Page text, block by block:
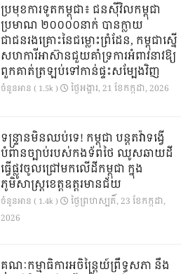
ប្រមុខការទូតកម្ពុជា៖ ជនស៊ីវិលកម្ពុជា
ប្រមាណ ២០០០០នាក់ បានក្លាយ
ជាជនរងគ្រោះនៃជម្លោះព្រំដែន, កម្ពុជាស្នើ
សហការីអាស៊ានជួយគាំទ្រការអំពាវនាវឱ្យ
ពួកគាត់ត្រឡប់ទៅកាន់ផ្ទះសម្បែងវិញ
ចំនួនអាន ( 1.5k ) ថ្ងៃ​អង្គារ, 21 ខែ​កក្កដា, 2026
ទន្ទ្រានមិនឈប់ទេ! កម្ពុជា បន្តតវ៉ាទង្វើ
បំពានច្បាប់របស់កងទ័ពថៃ ឈូសឆាយដី
ធ្វើផ្លូវចូលជ្រៅមកលើដីកម្ពុជា ក្នុង
ភូមិសាស្ត្រខេត្តឧត្តរមានជ័យ
ចំនួនអាន ( 1.4k )
ថ្ងៃ​ព្រហស្បតិ៍, 23 ខែ​កក្កដា,
2026
គណៈកម្មាធិការអចិន្ត្រៃយ៍ព្រឹទ្ធសភា នឹង